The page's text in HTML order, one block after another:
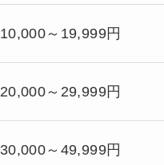
10,000～19,999円
20,000～29,999円
30,000～49,999円